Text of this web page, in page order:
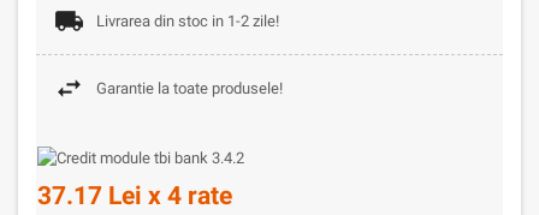
Livrarea din stoc in 1-2 zile!
Garantie la toate produsele!
37.17 Lei x 4 rate